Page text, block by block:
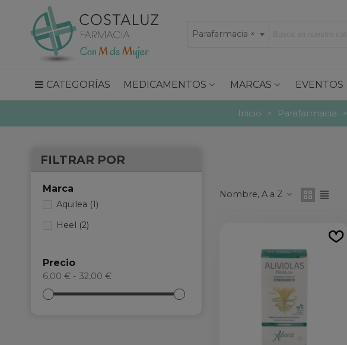
×
Parafarmacia
CATEGORÍAS MEDICAMENTOS MARCAS EVENTOS
Inicio > Parafarmacia >
FILTRAR POR
Marca
Aquilea (1)
Heel (2)
Precio
6,00 € - 32,00 €
Nombre, A a Z